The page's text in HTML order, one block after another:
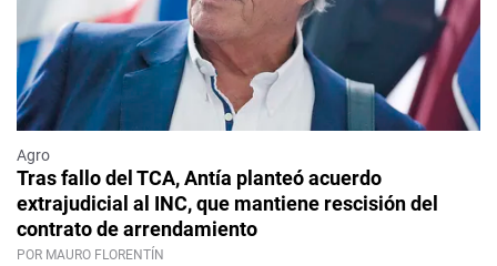
Agro
Tras fallo del TCA, Antía planteó acuerdo
extrajudicial al INC, que mantiene rescisión del
contrato de arrendamiento
POR MAURO FLORENTÍN